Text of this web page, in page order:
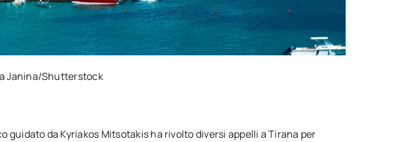
Janina/Shutterstock
guidato da Kyriakos Mitsotakis ha rivolto diversi appelli a Tirana per